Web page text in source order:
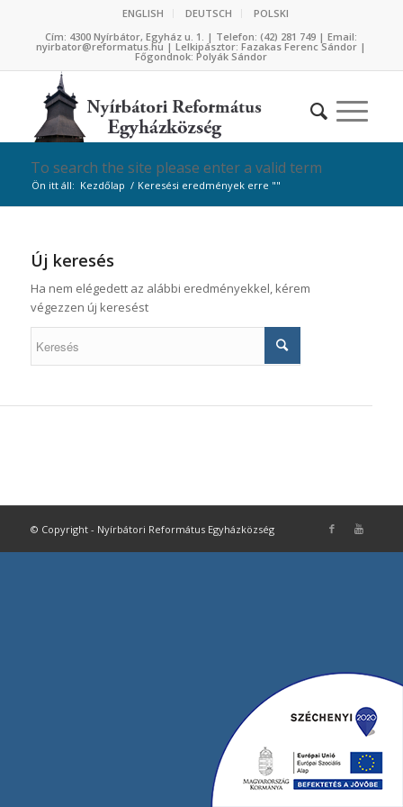
ENGLISH DEUTSCH
POLSKI
Cím: 4300 Nyírbátor, Egyház u. 1. | Telefon: (42) 281 749 | Email:
nyirbator@reformatus.hu | Lelkipásztor: Fazakas Ferenc Sándor |
Főgondnok: Polyák Sándor
To search the site please enter a valid term
Ön itt áll: Kezdőlap / Keresési eredmények erre ""
Új keresés
Ha nem elégedett az alábbi eredményekkel, kérem
végezzen új keresést
© Copyright - Nyírbátori Református Egyházközség